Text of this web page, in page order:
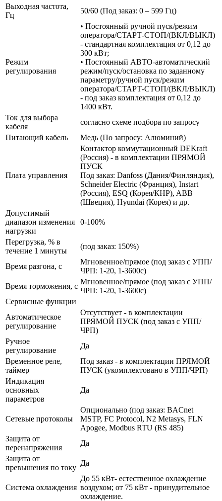
Выходная частота,
Гц
50/60 (Под заказ: 0 – 599 Гц)
Режим
регулирования
• Постоянный ручной пуск/режим
оператора/СТАРТ-СТОП/(ВКЛ/ВЫКЛ)
- стандартная комплектация от 0,12 до
300 кВт;
• Постоянный АВТО-автоматический
режим/пуск/остановка по заданному
параметру/ручной пуск/режим
оператора/СТАРТ-СТОП/(ВКЛ/ВЫКЛ)
- под заказ комплектация от 0,12 до
1400 кВт.
Ток для выбора
кабеля
согласно схеме подбора по запросу
Питающий кабель
Медь (По запросу: Алюминий)
Плата управления
Контактор коммутационный DEKraft
(Россия) - в комплектации ПРЯМОЙ
ПУСК
Под заказ: Danfoss (Дания/Финляндия),
Schneider Electric (Франция), Instart
(Россия), ESQ (Корея/КНР), ABB
(Швеция), Hyundai (Корея) и др.
Допустимый
диапазон изменения
нагрузки
0-100%
Перегрузка, % в
течение 1 минуты
(под заказ: 150%)
Время разгона, с
Мгновенное/прямое (под заказ с УПП/
ЧРП: 1-20, 1-3600с)
Время торможения, с
Мгновенное/прямое (под заказ с УПП/
ЧРП: 1-20, 1-3600с)
Сервисные функции
Автоматическое
регулирование
Отсутствует - в комплектации
ПРЯМОЙ ПУСК (под заказ с УПП/
ЧРП)
Ручное
регулирование
Да
Временное реле,
таймер
Под заказ - в комплектации ПРЯМОЙ
ПУСК (укомплектовано в УПП/ЧРП)
Индикация
основных
параметров
Да
Сетевые протоколы
Опционально (под заказ: BACnet
MSTP, FC Protocol, N2 Metasys, FLN
Apogee, Modbus RTU (RS 485)
Защита от
перенапряжения
Да
Защита от
превышения по току
Да
Система охлаждения
До 55 кВт- естественное охлаждение
воздухом; от 75 кВт - принудительное
охлаждение.